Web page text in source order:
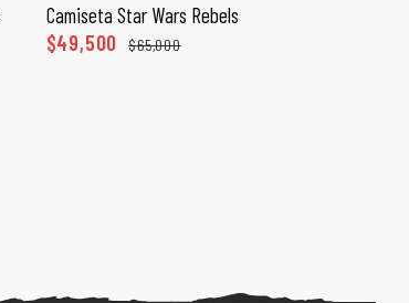
SELECCIONAR OPCIONES
Camiseta Star Wars Rebels
$65,000
$49,500